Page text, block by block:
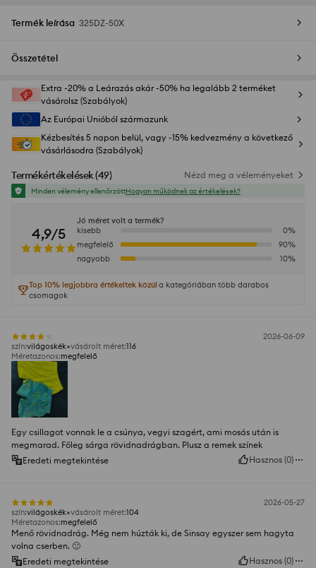
Termék leírása 325DZ-50X
Összetétel
Extra -20% a Leárazás akár -50% ha legalább 2 terméket
vásárolsz (Szabályok)
Az Európai Unióból származunk
Kézbesítés 5 napon belül, vagy -15% kedvezmény a következő
vásárlásodra (Szabályok)
Termékértékelések(49) Nézd meg a véleményeket
Minden vélemény ellenőrzöttHogyan működnek az értékelések?
4,9/5
Jó méret volt a termék?
kisebb
0%
megfelelő
90%
nagyobb
10%
Top 10% legjobbra értékeltek közül a kategóriában több darabos
csomagok
2026-06-09
szín:világoskék vásárolt méret:116
Méretazonos:megfelelő
Egy csillagot vonnak le a csúnya, vegyi szagért, ami mosás után is
megmarad. Főleg sárga rövidnadrágban. Plusz a remek színek
Eredeti megtekintése
Hasznos (0)
2026-05-27
szín:világoskék vásárolt méret:104
Méretazonos:megfelelő
Menő rövidnadrág. Még nem húzták ki, de Sinsay egyszer sem hagyta
volna cserben. 🙂
Eredeti megtekintése
Hasznos (0)